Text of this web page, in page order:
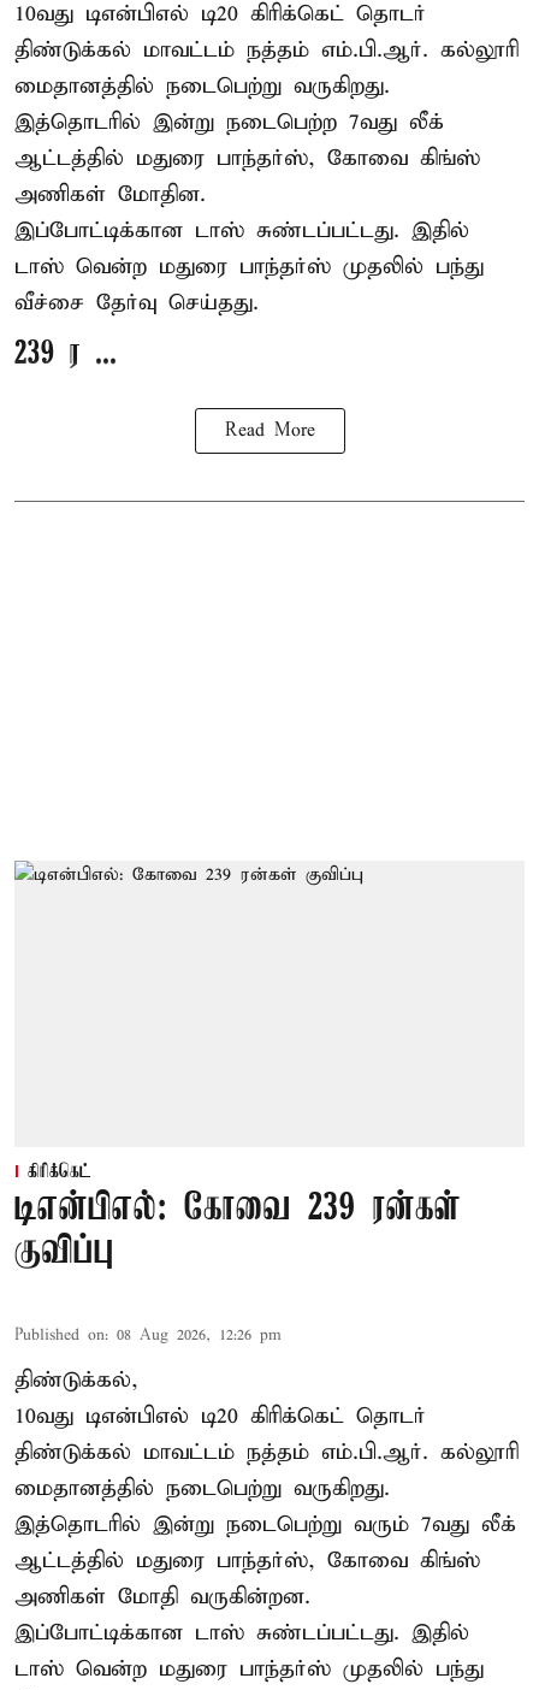
10வது டிஎன்பிஎல் டி20 கிரிக்கெட் தொடர்
திண்டுக்கல் மாவட்டம் நத்தம் எம்.பி.ஆர். கல்லூரி
மைதானத்தில் நடைபெற்று வருகிறது.
இத்தொடரில் இன்று நடைபெற்ற 7வது லீக்
ஆட்டத்தில் மதுரை பாந்தர்ஸ், கோவை கிங்ஸ்
அணிகள் மோதின.
இப்போட்டிக்கான டாஸ் சுண்டப்பட்டது. இதில்
டாஸ் வென்ற மதுரை பாந்தர்ஸ் முதலில் பந்து
வீச்சை தேர்வு செய்தது.
239 ர ...
Read More
கிரிக்கெட்
டிஎன்பிஎல்: கோவை 239 ரன்கள்
குவிப்பு
Published on: 08 Aug 2026, 12:26 pm
திண்டுக்கல்,
10வது டிஎன்பிஎல் டி20 கிரிக்கெட் தொடர்
திண்டுக்கல் மாவட்டம் நத்தம் எம்.பி.ஆர். கல்லூரி
மைதானத்தில் நடைபெற்று வருகிறது.
இத்தொடரில் இன்று நடைபெற்று வரும் 7வது லீக்
ஆட்டத்தில் மதுரை பாந்தர்ஸ், கோவை கிங்ஸ்
அணிகள் மோதி வருகின்றன.
இப்போட்டிக்கான டாஸ் சுண்டப்பட்டது. இதில்
டாஸ் வென்ற மதுரை பாந்தர்ஸ் முதலில் பந்து